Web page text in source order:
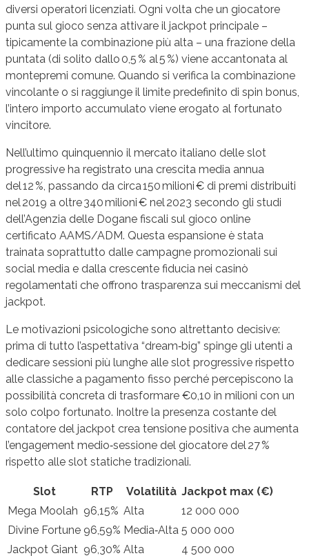
diversi operatori licenziati. Ogni volta che un giocatore
punta sul gioco senza attivare il jackpot principale –
tipicamente la combinazione più alta – una frazione della
puntata (di solito dallo 0,5 % al 5 %) viene accantonata al
montepremi comune. Quando si verifica la combinazione
vincolante o si raggiunge il limite predefinito di spin bonus,
l’intero importo accumulato viene erogato al fortunato
vincitore.
Nell’ultimo quinquennio il mercato italiano delle slot
progressive ha registrato una crescita media annua
del 12 %, passando da circa 150 milioni € di premi distribuiti
nel 2019 a oltre 340 milioni € nel 2023 secondo gli studi
dell’Agenzia delle Dogane fiscali sul gioco online
certificato AAMS/ADM. Questa espansione è stata
trainata soprattutto dalle campagne promozionali sui
social media e dalla crescente fiducia nei casinò
regolamentati che offrono trasparenza sui meccanismi del
jackpot.
Le motivazioni psicologiche sono altrettanto decisive:
prima di tutto l’aspettativa “dream‑big” spinge gli utenti a
dedicare sessioni più lunghe alle slot progressive rispetto
alle classiche a pagamento fisso perché percepiscono la
possibilità concreta di trasformare €0,10 in milioni con un
solo colpo fortunato. Inoltre la presenza costante del
contatore del jackpot crea tensione positiva che aumenta
l’engagement medio‑sessione del giocatore del 27 %
rispetto alle slot statiche tradizionali.
Slot RTP Volatilità Jackpot max (€)
Mega Moolah 96,15% Alta
12 000 000
Divine Fortune 96,59% Media‑Alta 5 000 000
Jackpot Giant 96,30% Alta 4 500 000